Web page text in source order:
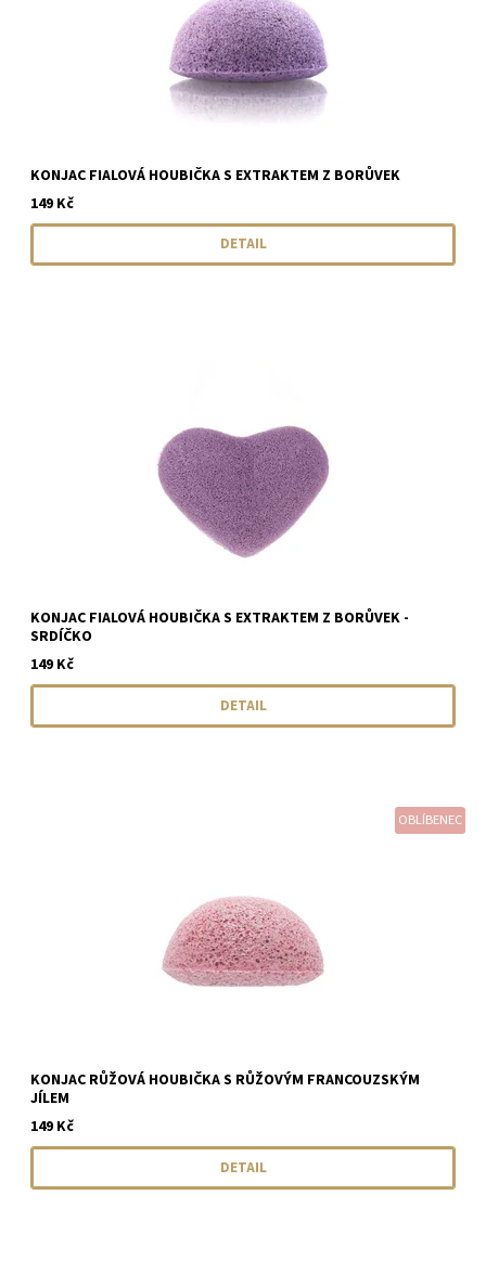
KONJAC FIALOVÁ HOUBIČKA S EXTRAKTEM Z BORŮVEK
149 Kč
DETAIL
KONJAC FIALOVÁ HOUBIČKA S EXTRAKTEM Z BORŮVEK -
SRDÍČKO
149 Kč
DETAIL
OBLÍBENEC
KONJAC RŮŽOVÁ HOUBIČKA S RŮŽOVÝM FRANCOUZSKÝM
JÍLEM
149 Kč
DETAIL